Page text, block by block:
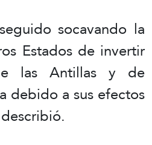
socavando la
Estados de invertir
las Antillas y de
debido a sus efectos